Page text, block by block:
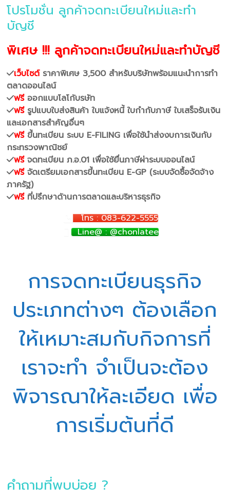
โปรโมชั่น ลูกค้าจดทะเบียนใหม่และทำ
บัญชี
พิเศษ !!! ลูกค้าจดทะเบียนใหม่และทำบัญชี
เว็บไซต์ราคาพิเศษ 3,500 สำหรับบริษัทพร้อมแนะนำการทำ
ตลาดออนไลน์
ฟรีออกแบบโลโก้บรษัท
ฟรีรูปแบบใบส่งสินค้า ใบแจ้งหนี้ ใบกำกับภาษี ใบเสร็จรับเงิน
และเอกสารสำคัญอื่นๆ
ฟรีขึ้นทะเบียน ระบบ E-FILING เพื่อใช้นำส่งงบการเงินกับ
กระทรวงพาณิชย์
ฟรีจดทะเบียน ภ.อ.01 เพื่อใช้ยื่นภาษีผ่าระบบออนไลน์
ฟรีจัดเตรียมเอกสารขึ้นทะเบียน E-GP (ระบบจัดซื้อจัดจ้าง
ภาครัฐ)
ฟรีที่ปรึกษาด้านการตลาดและบริหารธุรกิจ
โทร : 083-622-5555
Line@ : @chonlatee
การจดทะเบียนธุรกิจ
ประเภทต่างๆ ต้องเลือก
ให้เหมาะสมกับกิจการที่
เราจะทำ จำเป็นจะต้อง
พิจารณาให้ละเอียด เพื่อ
การเริ่มต้นที่ดี
คำถามที่พบบ่อย ?